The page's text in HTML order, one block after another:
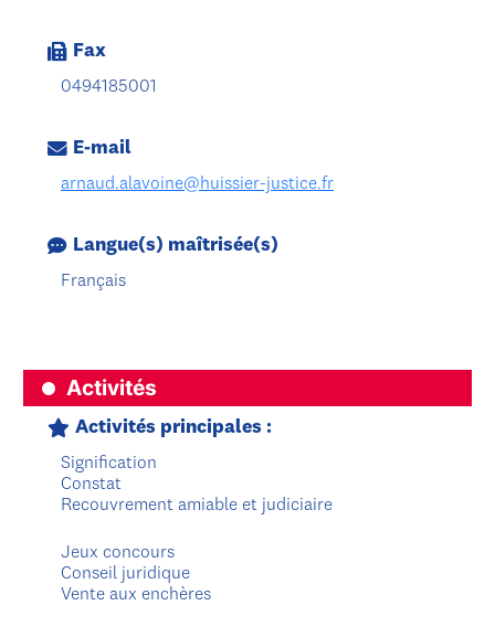
Fax
0494185001
E-mail
arnaud.alavoine@huissier-justice.fr
Langue(s) maîtrisée(s)
Français
Activités
Activités principales :
Signification
Constat
Recouvrement amiable et judiciaire
Jeux concours
Conseil juridique
Vente aux enchères